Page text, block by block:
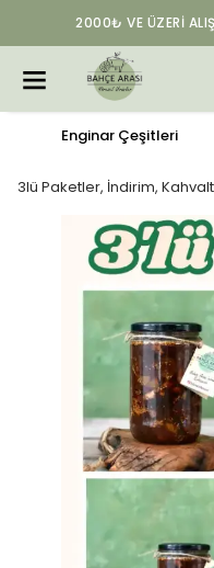
2000₺ VE ÜZERI
Enginar Çeşitleri
3lü Paketler, İndirim,